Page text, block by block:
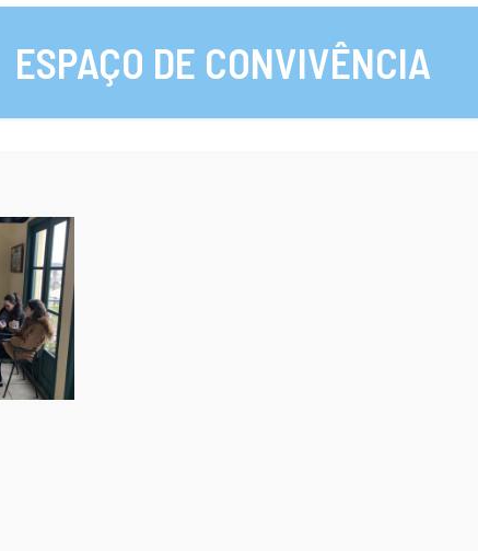
ESPAÇO DE CONVIVÊNCIA